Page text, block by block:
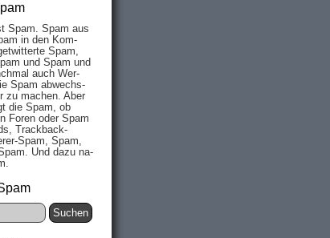
Spam. Spam aus
in den Kom­
Spam,
und Spam und
auch Wer­
Spam ab­wechs­
zu mach­en. Aber
die Spam, ob
Fo­ren oder Spam
Track­back-
Spam, Spam,
Und da­zu na­